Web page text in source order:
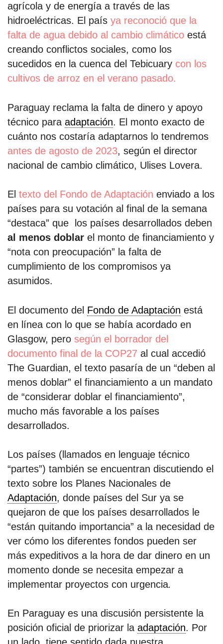
agrícola y de energía a través de las
hidroeléctricas. El país ya reconoció que la
falta de agua debido al cambio climático está
creando conflictos sociales, como los
sucedidos en la cuenca del Tebicuary con los
cultivos de arroz en el verano pasado.
Paraguay reclama la falta de dinero y apoyo
técnico para adaptación. El monto exacto de
cuánto nos costaría adaptarnos lo tendremos
antes de agosto de 2023, según el director
nacional de cambio climático, Ulises Lovera.
El texto del Fondo de Adaptación enviado a los
países para su votación al final de la semana
“destaca” que los países desarrollados deben
al menos doblar el monto de financiamiento y
“nota con preocupación” la falta de
cumplimiento de los compromisos ya
asumidos.
El documento del Fondo de Adaptación está
en línea con lo que se había acordado en
Glasgow, pero según el borrador del
documento final de la COP27 al cual accedió
The Guardian, el texto pasaría de un “deben al
menos doblar” el financiamiento a un mandato
de “considerar doblar el financiamiento”,
mucho más favorable a los países
desarrollados.
Los países (llamados en lenguaje técnico
“partes”) también se encuentran discutiendo el
texto sobre los Planes Nacionales de
Adaptación, donde países del Sur ya se
quejaron de que los países desarrollados le
“están quitando importancia” a la necesidad de
ver cómo los diferentes fondos pueden ser
más expeditivos a la hora de dar dinero en un
momento donde se necesita empezar a
implementar proyectos con urgencia.
En Paraguay es una discusión persistente la
posición oficial de priorizar la adaptación. Por